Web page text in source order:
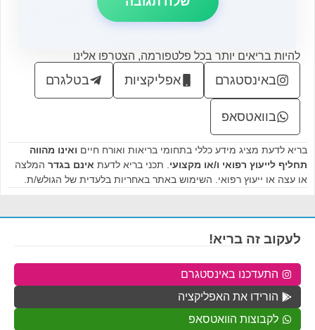
להיות בריאים יותר בכל פלטפורמה, הצטרפו אלינו
באינסטגרם אפליקציות בטלגרם
בוואטסאפ
בריא לדעת מציג מידע כללי בתחומי בריאות ואורח חיים ואינו מהווה
תחליף לייעוץ רפואי ו/או מקצועי . תכני בריא לדעת אינם בגדר המלצה
או עצה או ייעוץ רפואי. השימוש באתר באחריות בלעדית של הגולש/ת.
לעקוב זה בריא!
התעדכנו באינסטגרם
הורידו את האפליקציה
לקבוצות הוואטסאפ